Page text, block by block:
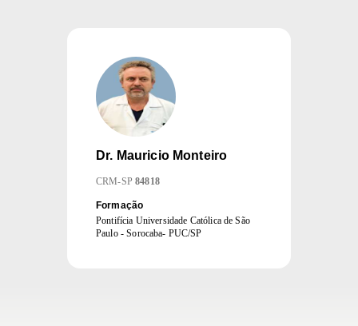
Dr. Mauricio Monteiro
CRM-SP 84818
Formação
Pontifícia Universidade Católica de São
Paulo - Sorocaba- PUC/SP